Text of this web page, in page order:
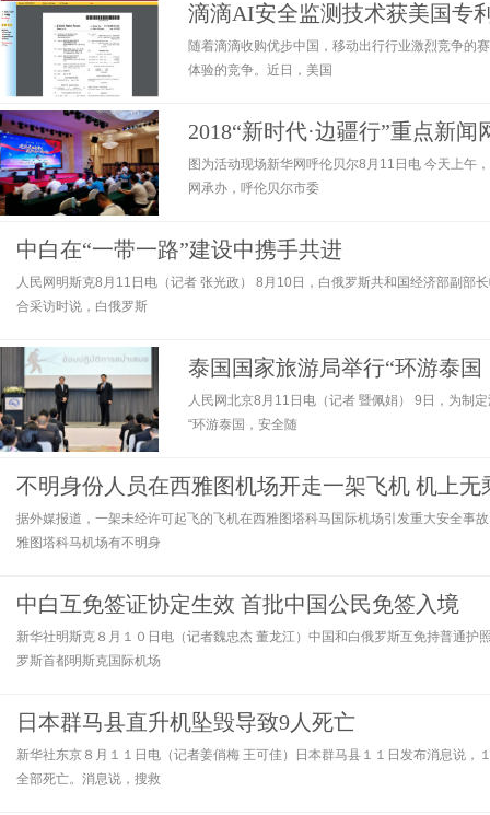
滴滴AI安全监测技术获美国专
随着滴滴收购优步中国，移动出行行业激烈竞争的
体验的竞争。近日，美国
2018“新时代·边疆行”重点新
图为活动现场新华网呼伦贝尔8月11日电 今天上午
网承办，呼伦贝尔市委
中白在“一带一路”建设中携手共进
人民网明斯克8月11日电（记者 张光政） 8月10日，白俄罗斯共和国经济部副部
合采访时说，白俄罗斯
泰国国家旅游局举行“环游泰
人民网北京8月11日电（记者 暨佩娟） 9日，为制
“环游泰国，安全随
不明身份人员在西雅图机场开走一架飞机 机上无
据外媒报道，一架未经许可起飞的飞机在西雅图塔科马国际机场引发重大安全事
雅图塔科马机场有不明身
中白互免签证协定生效 首批中国公民免签入境
新华社明斯克８月１０日电（记者魏忠杰 董龙江）中国和白俄罗斯互免持普通护
罗斯首都明斯克国际机场
日本群马县直升机坠毁导致9人死亡
新华社东京８月１１日电（记者姜俏梅 王可佳）日本群马县１１日发布消息说，
全部死亡。消息说，搜救